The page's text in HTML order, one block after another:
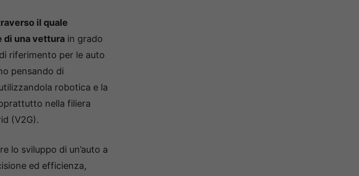
il quale
di una vettura in grado
riferimento per le auto
pensando di
robotica e la
nella filiera
(V2G).
lo sviluppo di un’auto a
ed efficienza,